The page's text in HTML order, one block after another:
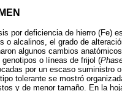
por deficiencia de hierro (Fe)
o alcalinos, el grado de
algunos cambios
genotipos o líneas de frijol (
por un escaso suministro
tolerante se mostró
y de menor tamaño. En la